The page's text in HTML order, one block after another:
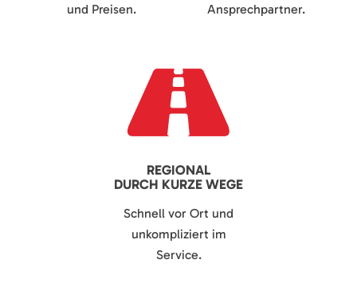
und Preisen.
Ansprechpartner.
REGIONAL
DURCH KURZE WEGE
Schnell vor Ort und
unkompliziert im
Service.